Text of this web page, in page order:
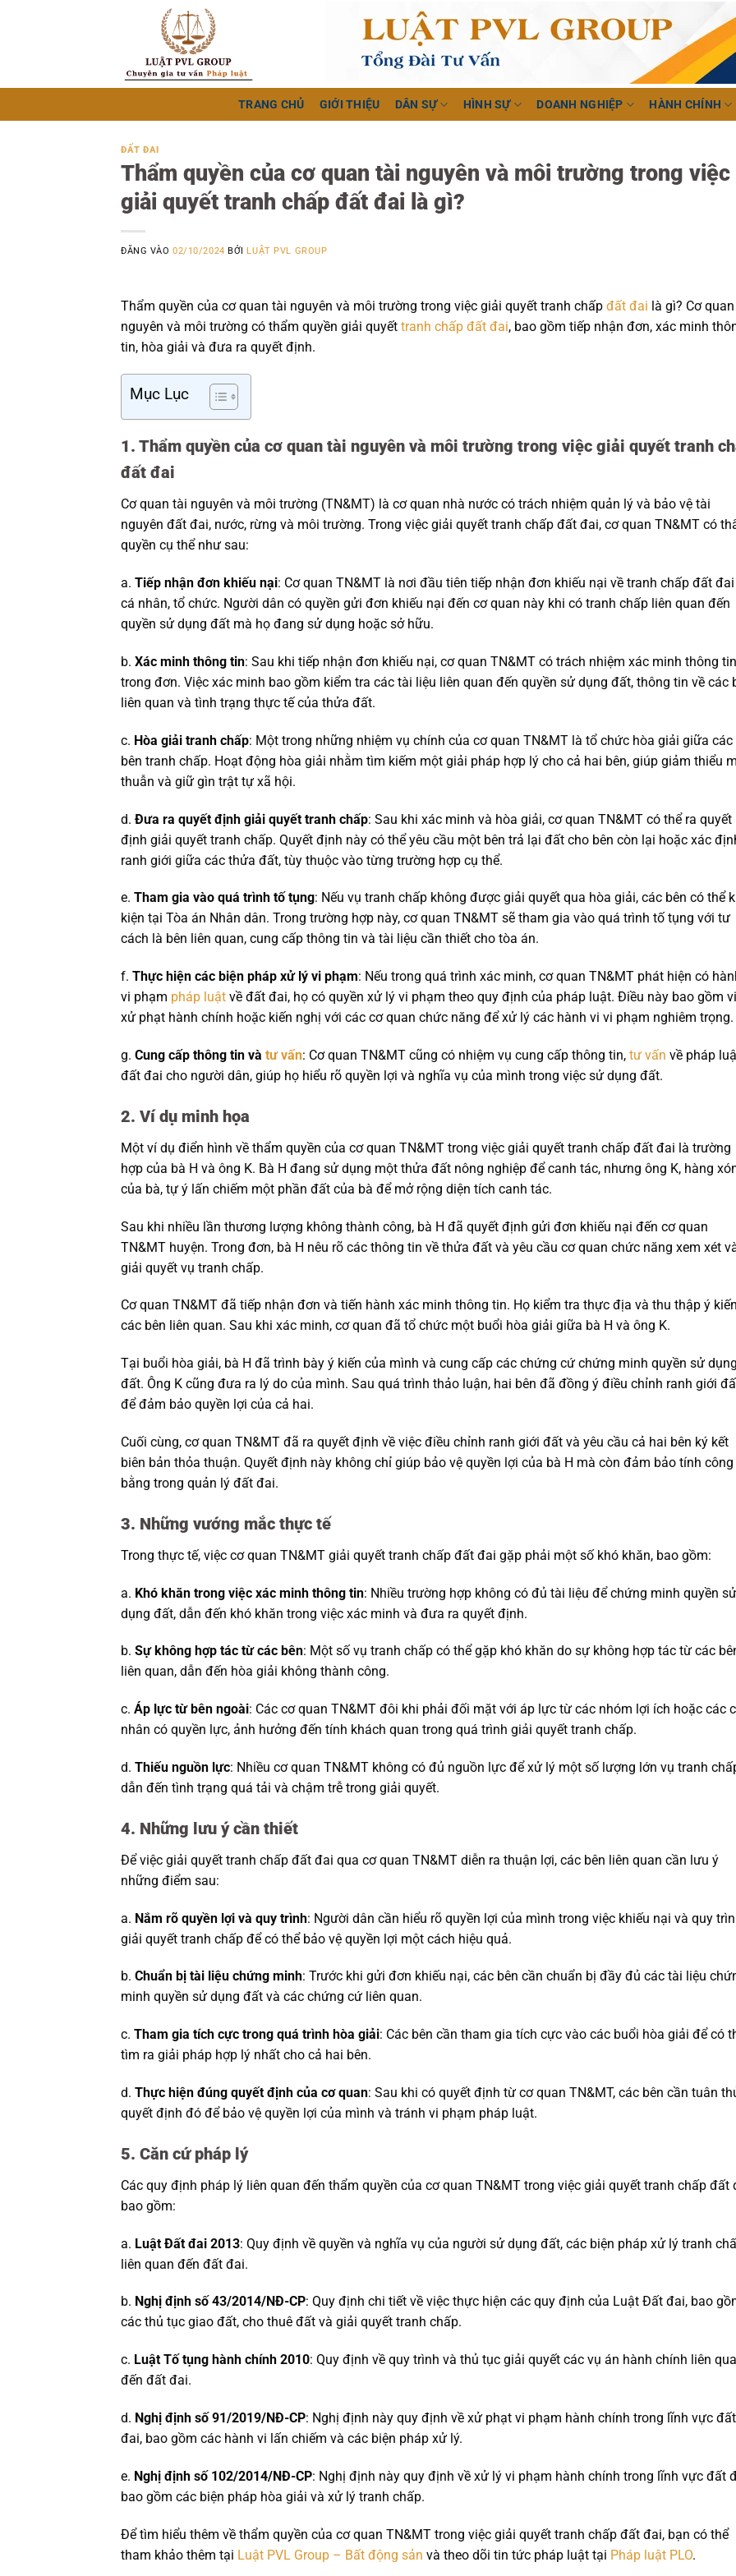
TRANG CHỦ GIỚI THIỆU DÂN SỰ HÌNH SỰ DOANH NGHIỆP HÀNH CHÍNH
ĐẤT ĐAI
Thẩm quyền của cơ quan tài nguyên và môi trường trong việc
giải quyết tranh chấp đất đai là gì?
ĐĂNG VÀO02/10/2024 BỞI LUẬT PVL GROUP
Thẩm quyền của cơ quan tài nguyên và môi trường trong việc giải quyết tranh chấp đất đai là gì? Cơ
nguyên và môi trường có thẩm quyền giải quyết tranh chấp đất đai, bao gồm tiếp nhận đơn, xác minh
tin, hòa giải và đưa ra quyết định.
Mục Lục
1. Thẩm quyền của cơ quan tài nguyên và môi trường trong việc giải quyết tranh
đất đai
Cơ quan tài nguyên và môi trường (TN&MT) là cơ quan nhà nước có trách nhiệm quản lý và bảo vệ tài
nguyên đất đai, nước, rừng và môi trường. Trong việc giải quyết tranh chấp đất đai, cơ quan TN&MT có
quyền cụ thể như sau:
a. Tiếp nhận đơn khiếu nại: Cơ quan TN&MT là nơi đầu tiên tiếp nhận đơn khiếu nại về tranh chấp đất
cá nhân, tổ chức. Người dân có quyền gửi đơn khiếu nại đến cơ quan này khi có tranh chấp liên quan đến
quyền sử dụng đất mà họ đang sử dụng hoặc sở hữu.
b. Xác minh thông tin: Sau khi tiếp nhận đơn khiếu nại, cơ quan TN&MT có trách nhiệm xác minh thông tin
trong đơn. Việc xác minh bao gồm kiểm tra các tài liệu liên quan đến quyền sử dụng đất, thông tin về các
liên quan và tình trạng thực tế của thửa đất.
c. Hòa giải tranh chấp: Một trong những nhiệm vụ chính của cơ quan TN&MT là tổ chức hòa giải giữa các
bên tranh chấp. Hoạt động hòa giải nhằm tìm kiếm một giải pháp hợp lý cho cả hai bên, giúp giảm thiểu
thuẫn và giữ gìn trật tự xã hội.
d. Đưa ra quyết định giải quyết tranh chấp: Sau khi xác minh và hòa giải, cơ quan TN&MT có thể ra quyết
định giải quyết tranh chấp. Quyết định này có thể yêu cầu một bên trả lại đất cho bên còn lại hoặc xác
ranh giới giữa các thửa đất, tùy thuộc vào từng trường hợp cụ thể.
e. Tham gia vào quá trình tố tụng: Nếu vụ tranh chấp không được giải quyết qua hòa giải, các bên có thể
kiện tại Tòa án Nhân dân. Trong trường hợp này, cơ quan TN&MT sẽ tham gia vào quá trình tố tụng với tư
cách là bên liên quan, cung cấp thông tin và tài liệu cần thiết cho tòa án.
f. Thực hiện các biện pháp xử lý vi phạm: Nếu trong quá trình xác minh, cơ quan TN&MT phát hiện có
vi phạm pháp luật về đất đai, họ có quyền xử lý vi phạm theo quy định của pháp luật. Điều này bao gồm
xử phạt hành chính hoặc kiến nghị với các cơ quan chức năng để xử lý các hành vi vi phạm nghiêm trọng.
g. Cung cấp thông tin và tư vấn: Cơ quan TN&MT cũng có nhiệm vụ cung cấp thông tin, tư vấn về pháp
đất đai cho người dân, giúp họ hiểu rõ quyền lợi và nghĩa vụ của mình trong việc sử dụng đất.
2. Ví dụ minh họa
Một ví dụ điển hình về thẩm quyền của cơ quan TN&MT trong việc giải quyết tranh chấp đất đai là trường
hợp của bà H và ông K. Bà H đang sử dụng một thửa đất nông nghiệp để canh tác, nhưng ông K, hàng
của bà, tự ý lấn chiếm một phần đất của bà để mở rộng diện tích canh tác.
Sau khi nhiều lần thương lượng không thành công, bà H đã quyết định gửi đơn khiếu nại đến cơ quan
TN&MT huyện. Trong đơn, bà H nêu rõ các thông tin về thửa đất và yêu cầu cơ quan chức năng xem xét
giải quyết vụ tranh chấp.
Cơ quan TN&MT đã tiếp nhận đơn và tiến hành xác minh thông tin. Họ kiểm tra thực địa và thu thập ý
các bên liên quan. Sau khi xác minh, cơ quan đã tổ chức một buổi hòa giải giữa bà H và ông K.
Tại buổi hòa giải, bà H đã trình bày ý kiến của mình và cung cấp các chứng cứ chứng minh quyền sử dụng
đất. Ông K cũng đưa ra lý do của mình. Sau quá trình thảo luận, hai bên đã đồng ý điều chỉnh ranh giới
để đảm bảo quyền lợi của cả hai.
Cuối cùng, cơ quan TN&MT đã ra quyết định về việc điều chỉnh ranh giới đất và yêu cầu cả hai bên ký kết
biên bản thỏa thuận. Quyết định này không chỉ giúp bảo vệ quyền lợi của bà H mà còn đảm bảo tính công
bằng trong quản lý đất đai.
3. Những vướng mắc thực tế
Trong thực tế, việc cơ quan TN&MT giải quyết tranh chấp đất đai gặp phải một số khó khăn, bao gồm:
a. Khó khăn trong việc xác minh thông tin: Nhiều trường hợp không có đủ tài liệu để chứng minh quyền sử
dụng đất, dẫn đến khó khăn trong việc xác minh và đưa ra quyết định.
b. Sự không hợp tác từ các bên: Một số vụ tranh chấp có thể gặp khó khăn do sự không hợp tác từ các
liên quan, dẫn đến hòa giải không thành công.
c. Áp lực từ bên ngoài: Các cơ quan TN&MT đôi khi phải đối mặt với áp lực từ các nhóm lợi ích hoặc các
nhân có quyền lực, ảnh hưởng đến tính khách quan trong quá trình giải quyết tranh chấp.
d. Thiếu nguồn lực: Nhiều cơ quan TN&MT không có đủ nguồn lực để xử lý một số lượng lớn vụ tranh
dẫn đến tình trạng quá tải và chậm trễ trong giải quyết.
4. Những lưu ý cần thiết
Để việc giải quyết tranh chấp đất đai qua cơ quan TN&MT diễn ra thuận lợi, các bên liên quan cần lưu ý
những điểm sau:
a. Nắm rõ quyền lợi và quy trình: Người dân cần hiểu rõ quyền lợi của mình trong việc khiếu nại và quy
giải quyết tranh chấp để có thể bảo vệ quyền lợi một cách hiệu quả.
b. Chuẩn bị tài liệu chứng minh: Trước khi gửi đơn khiếu nại, các bên cần chuẩn bị đầy đủ các tài liệu
minh quyền sử dụng đất và các chứng cứ liên quan.
c. Tham gia tích cực trong quá trình hòa giải: Các bên cần tham gia tích cực vào các buổi hòa giải để có
tìm ra giải pháp hợp lý nhất cho cả hai bên.
d. Thực hiện đúng quyết định của cơ quan: Sau khi có quyết định từ cơ quan TN&MT, các bên cần tuân
quyết định đó để bảo vệ quyền lợi của mình và tránh vi phạm pháp luật.
5. Căn cứ pháp lý
Các quy định pháp lý liên quan đến thẩm quyền của cơ quan TN&MT trong việc giải quyết tranh chấp đất
bao gồm:
a. Luật Đất đai 2013: Quy định về quyền và nghĩa vụ của người sử dụng đất, các biện pháp xử lý tranh
liên quan đến đất đai.
b. Nghị định số 43/2014/NĐ-CP: Quy định chi tiết về việc thực hiện các quy định của Luật Đất đai, bao
các thủ tục giao đất, cho thuê đất và giải quyết tranh chấp.
c. Luật Tố tụng hành chính 2010: Quy định về quy trình và thủ tục giải quyết các vụ án hành chính liên
đến đất đai.
d. Nghị định số 91/2019/NĐ-CP: Nghị định này quy định về xử phạt vi phạm hành chính trong lĩnh vực đất
đai, bao gồm các hành vi lấn chiếm và các biện pháp xử lý.
e. Nghị định số 102/2014/NĐ-CP: Nghị định này quy định về xử lý vi phạm hành chính trong lĩnh vực đất
bao gồm các biện pháp hòa giải và xử lý tranh chấp.
Để tìm hiểu thêm về thẩm quyền của cơ quan TN&MT trong việc giải quyết tranh chấp đất đai, bạn có thể
tham khảo thêm tại Luật PVL Group – Bất động sản và theo dõi tin tức pháp luật tại Pháp luật PLO.